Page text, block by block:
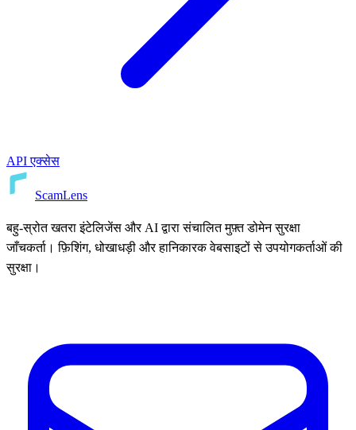
API एक्सेस
ScamLens
बहु-स्रोत खतरा इंटेलिजेंस और AI द्वारा संचालित मुफ़्त डोमेन सुरक्षा
जाँचकर्ता। फ़िशिंग, धोखाधड़ी और हानिकारक वेबसाइटों से उपयोगकर्ताओं की
सुरक्षा।